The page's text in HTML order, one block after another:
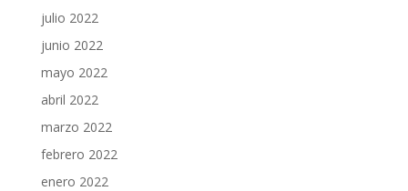
julio 2022
junio 2022
mayo 2022
abril 2022
marzo 2022
febrero 2022
enero 2022